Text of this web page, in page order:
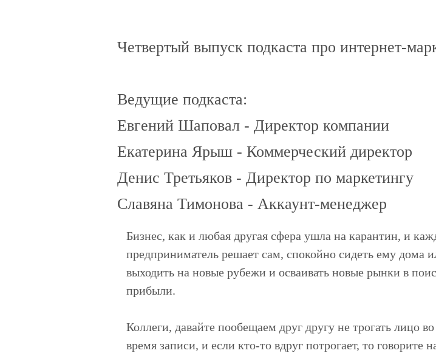
Четвертый выпуск подкаста про интернет-
Ведущие подкаста:
Евгений Шаповал - Директор компании
Екатерина Ярыш - Коммерческий директор
Денис Третьяков - Директор по маркетингу
Славяна Тимонова - Аккаунт-менеджер
Бизнес, как и любая другая сфера ушла на карантин, и
предприниматель решает сам, спокойно сидеть ему дома
выходить на новые рубежи и осваивать новые рынки в
прибыли.
Коллеги, давайте пообещаем друг другу не трогать лицо во
время записи, и если кто-то вдруг потрогает, то говорите